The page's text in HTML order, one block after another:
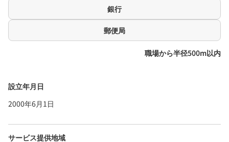
銀行
郵便局
職場から半径500m以内
設立年月日
2000年6月1日
サービス提供地域